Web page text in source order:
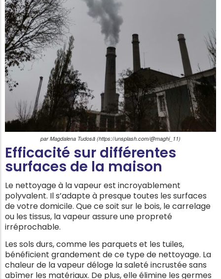
par Magdalena Tudosă (https://unsplash.com/@maghi_11)
Efficacité sur différentes
surfaces de la maison
Le nettoyage à la vapeur est incroyablement
polyvalent. Il s’adapte à presque toutes les surfaces
de votre domicile. Que ce soit sur le bois, le carrelage
ou les tissus, la vapeur assure une propreté
irréprochable.
Les sols durs, comme les parquets et les tuiles,
bénéficient grandement de ce type de nettoyage. La
chaleur de la vapeur déloge la saleté incrustée sans
abîmer les matériaux. De plus, elle élimine les germes